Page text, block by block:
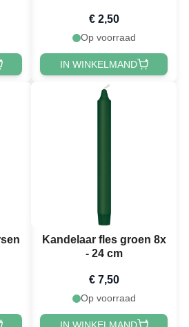
€ 2,50
Op voorraad
IN WINKELMAND
Kandelaar fles groen 8x
- 24 cm
€ 7,50
Op voorraad